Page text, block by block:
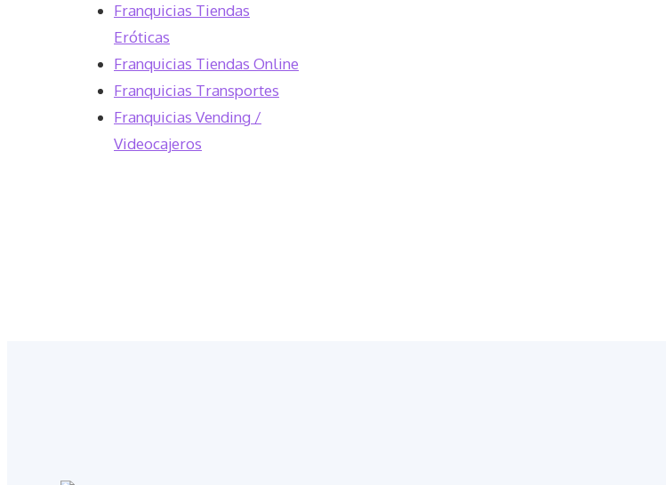
Franquicias Tiendas
Eróticas
Franquicias Tiendas Online
Franquicias Transportes
Franquicias Vending /
Videocajeros